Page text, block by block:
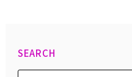
SEARCH